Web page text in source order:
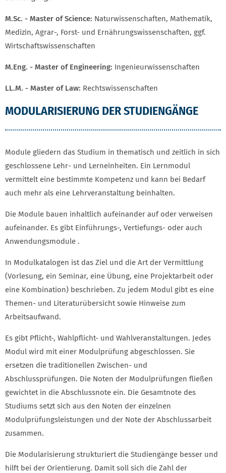
M.Sc. - Master of Science: Naturwissenschaften, Mathematik,
Medizin, Agrar-, Forst- und Ernährungswissenschaften, ggf.
Wirtschaftswissenschaften
M.Eng. - Master of Engineering: Ingenieurwissenschaften
LL.M. - Master of Law: Rechtswissenschaften
MODULARISIERUNG UND LEISTUNGSPUNKTE
MODULARISIERUNG DER STUDIENGÄNGE
Module gliedern das Studium in thematisch und zeitlich in sich
geschlossene Lehr- und Lerneinheiten. Ein Lernmodul
vermittelt eine bestimmte Kompetenz und kann bei Bedarf
auch mehr als eine Lehrveranstaltung beinhalten.
Die Module bauen inhaltlich aufeinander auf oder verweisen
aufeinander. Es gibt Einführungs-, Vertiefungs- oder auch
Anwendungsmodule .
In Modulkatalogen ist das Ziel und die Art der Vermittlung
(Vorlesung, ein Seminar, eine Übung, eine Projektarbeit oder
eine Kombination) beschrieben. Zu jedem Modul gibt es eine
Themen- und Literaturübersicht sowie Hinweise zum
Arbeitsaufwand.
Es gibt Pflicht-, Wahlpflicht- und Wahlveranstaltungen. Jedes
Modul wird mit einer Modulprüfung abgeschlossen. Sie
ersetzen die traditionellen Zwischen- und
Abschlussprüfungen. Die Noten der Modulprüfungen fließen
gewichtet in die Abschlussnote ein. Die Gesamtnote des
Studiums setzt sich aus den Noten der einzelnen
Modulprüfungsleistungen und der Note der Abschlussarbeit
zusammen.
Die Modularisierung strukturiert die Studiengänge besser und
hilft bei der Orientierung. Damit soll sich die Zahl der